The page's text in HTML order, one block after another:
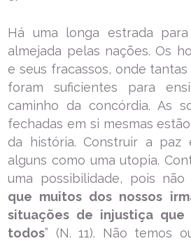
Há uma longa estrada
almejada pelas nações. Os
e seus fracassos, onde
foram suficientes para
caminho da concórdia. As
fechadas em si mesmas
da história. Construir a paz
alguns como uma utopia.
uma possibilidade, pois não
que muitos dos nossos
situações de injustiça
todos” (N. 11). Não temos